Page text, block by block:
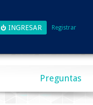
Registrar
Preguntas